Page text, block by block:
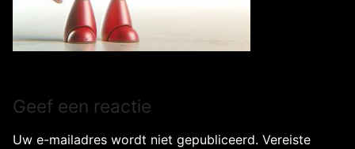
Geef een reactie
Uw e-mailadres wordt niet gepubliceerd. Vereiste